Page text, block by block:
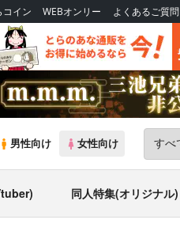
コイン WEBオンリー よくあるご質問
男性向け 女性向け
同人特集(オリジナル)